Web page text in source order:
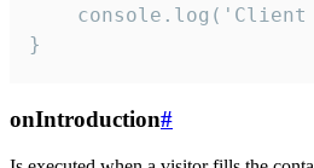
}
onIntroduction#